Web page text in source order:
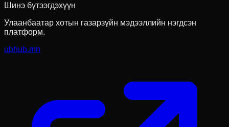
Шинэ бүтээгдэхүүн
Улаанбаатар хотын газарзүйн мэдээллийн нэгдсэн
платформ.
ubhub.mn